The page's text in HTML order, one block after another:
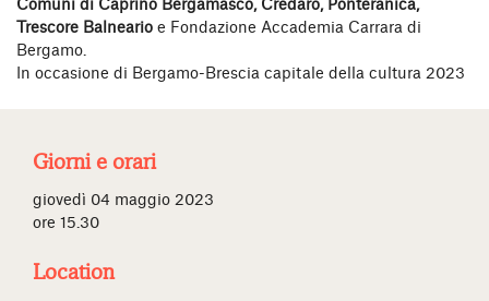
Comuni di Caprino Bergamasco, Credaro, Ponteranica,
Trescore Balneario e Fondazione Accademia Carrara di
Bergamo.
In occasione di Bergamo-Brescia capitale della cultura 2023
Giorni e orari
giovedì 04 maggio 2023
ore 15.30
Location